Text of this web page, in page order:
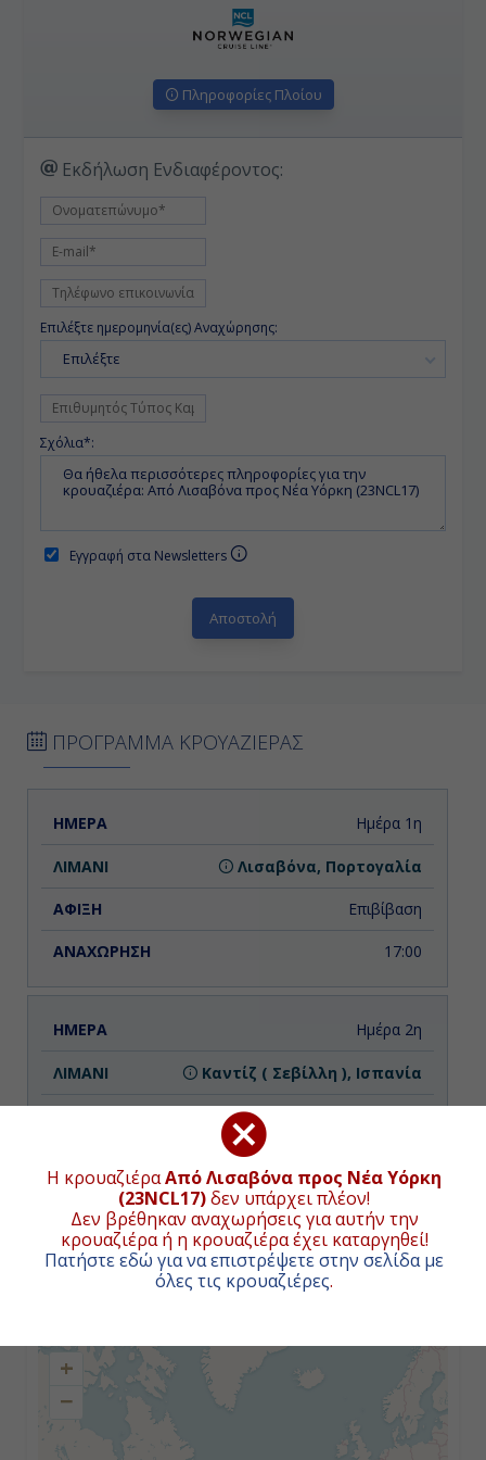
Η κρουαζιέραΑπό Λισαβόνα προς Nέα Υόρκη
(23NCL17)δεν υπάρχει πλέον!
Δεν βρέθηκαν αναχωρήσεις για αυτήν την
κρουαζιέρα ή η κρουαζιέρα έχει καταργηθεί!
Πατήστε εδώ για να επιστρέψετε στην σελίδα με
όλες τις κρουαζιέρες.
Πληροφορίες Πλοίου
Εκδήλωση Ενδιαφέροντος:
Επιλέξτε ημερομηνία(ες) Αναχώρησης:
Επιλέξτε
Σχόλια*:
Εγγραφή στα Newsletters
ΠΡΟΓΡΑΜΜΑ ΚΡΟΥΑΖΙΕΡΑΣ
ΗΜΕΡΑ ΑΝΑΧΩΡΗΣΗ
Ημέρα 1η
Λισαβόνα, Πορτογαλία
Επιβίβαση
17:00
Ημέρα 2η
Καντίζ ( Σεβίλλη ), Ισπανία
Ημέρα 3η
Ημέρα 4η
ΧΑΡΤΗΣ ΚΡΟΥΑΖΙΕΡΑΣ
+
−